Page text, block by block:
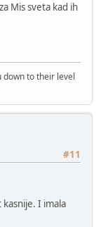
Mis sveta kad ih
down to their level
#11
kasnije. I imala